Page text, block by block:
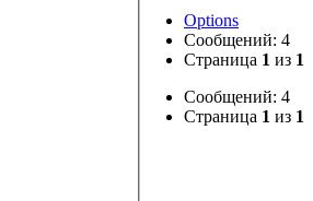
Options
Сообщений: 4
Страница 1 из 1
Сообщений: 4
Страница 1 из 1